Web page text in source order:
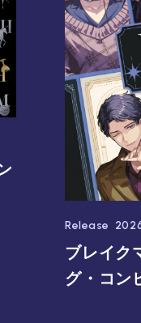
Release
ブレイク
グ・コン